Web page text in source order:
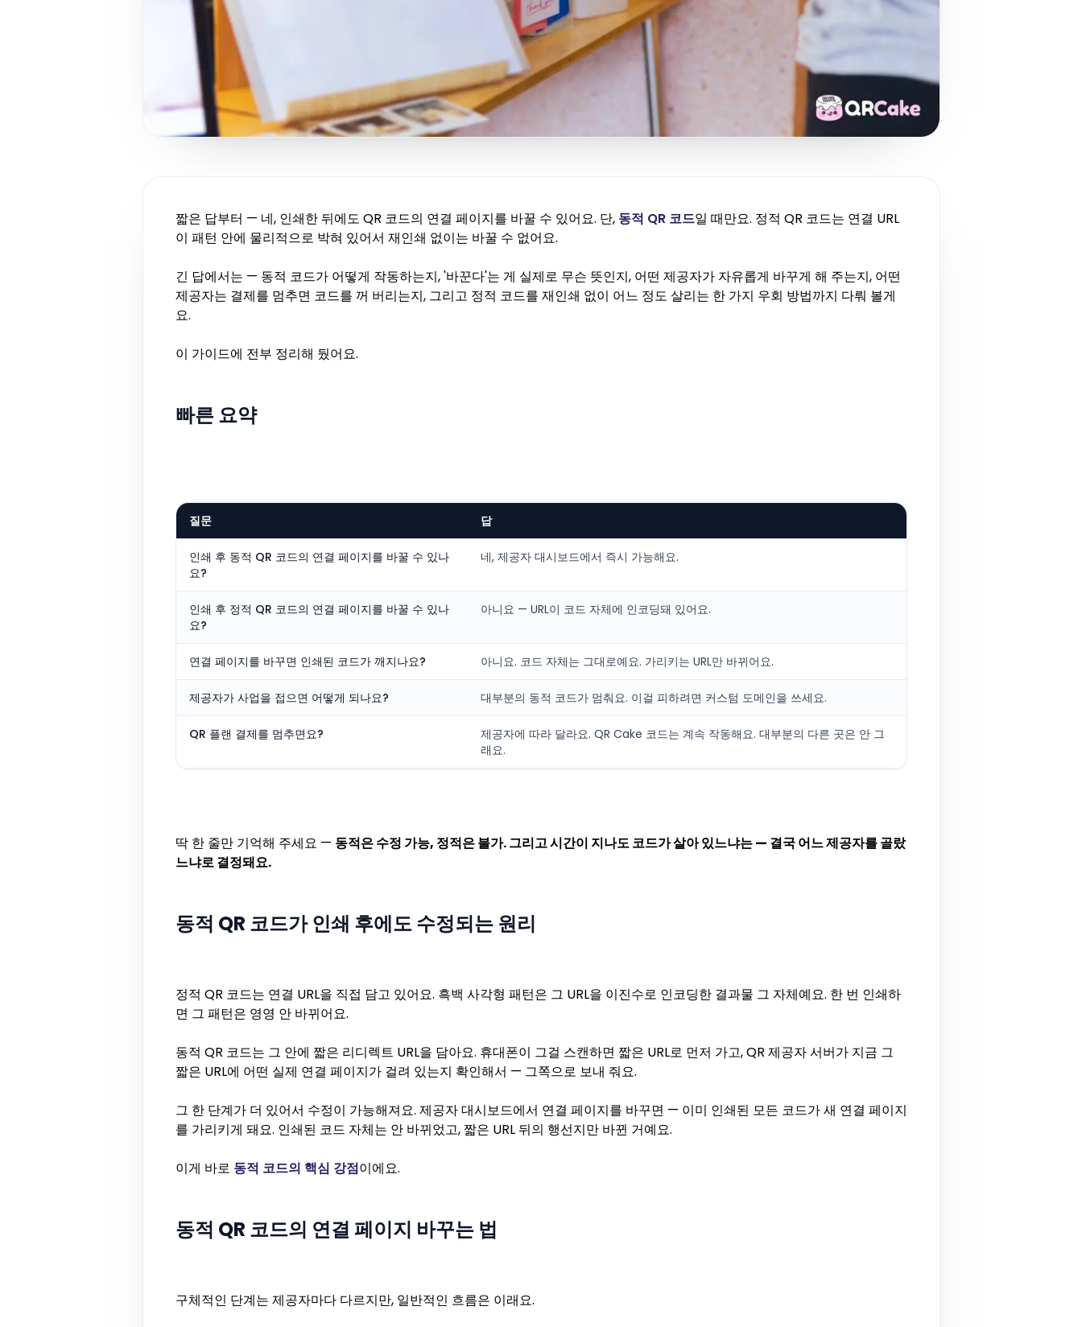
짧은 답부터 — 네, 인쇄한 뒤에도 QR 코드의 연결 페이지를 바꿀 수 있어요. 단, 동적 QR 코드일 때만요. 정적 QR 코드는 연결 URL
이 패턴 안에 물리적으로 박혀 있어서 재인쇄 없이는 바꿀 수 없어요.
긴 답에서는 — 동적 코드가 어떻게 작동하는지, '바꾼다'는 게 실제로 무슨 뜻인지, 어떤 제공자가 자유롭게 바꾸게 해 주는지, 어떤
제공자는 결제를 멈추면 코드를 꺼 버리는지, 그리고 정적 코드를 재인쇄 없이 어느 정도 살리는 한 가지 우회 방법까지 다뤄 볼게
요.
이 가이드에 전부 정리해 뒀어요.
빠른 요약
질문 답
인쇄 후 동적 QR 코드의 연결 페이지를 바꿀 수 있나
요?
네, 제공자 대시보드에서 즉시 가능해요.
인쇄 후 정적 QR 코드의 연결 페이지를 바꿀 수 있나
요?
아니요 — URL이 코드 자체에 인코딩돼 있어요.
연결 페이지를 바꾸면 인쇄된 코드가 깨지나요? 아니요. 코드 자체는 그대로예요. 가리키는 URL만 바뀌어요.
제공자가 사업을 접으면 어떻게 되나요? 대부분의 동적 코드가 멈춰요. 이걸 피하려면 커스텀 도메인을 쓰세요.
QR 플랜 결제를 멈추면요?
제공자에 따라 달라요. QR Cake 코드는 계속 작동해요. 대부분의 다른 곳은 안 그
래요.
딱 한 줄만 기억해 주세요 — 동적은 수정 가능, 정적은 불가. 그리고 시간이 지나도 코드가 살아 있느냐는 — 결국 어느 제공자를 골랐
느냐로 결정돼요.
동적 QR 코드가 인쇄 후에도 수정되는 원리
정적 QR 코드는 연결 URL을 직접 담고 있어요. 흑백 사각형 패턴은 그 URL을 이진수로 인코딩한 결과물 그 자체예요. 한 번 인쇄하
면 그 패턴은 영영 안 바뀌어요.
동적 QR 코드는 그 안에 짧은 리디렉트 URL을 담아요. 휴대폰이 그걸 스캔하면 짧은 URL로 먼저 가고, QR 제공자 서버가 지금 그
짧은 URL에 어떤 실제 연결 페이지가 걸려 있는지 확인해서 — 그쪽으로 보내 줘요.
그 한 단계가 더 있어서 수정이 가능해져요. 제공자 대시보드에서 연결 페이지를 바꾸면 — 이미 인쇄된 모든 코드가 새 연결 페이지
를 가리키게 돼요. 인쇄된 코드 자체는 안 바뀌었고, 짧은 URL 뒤의 행선지만 바뀐 거예요.
이게 바로 동적 코드의 핵심 강점이에요.
동적 QR 코드의 연결 페이지 바꾸는 법
구체적인 단계는 제공자마다 다르지만, 일반적인 흐름은 이래요.